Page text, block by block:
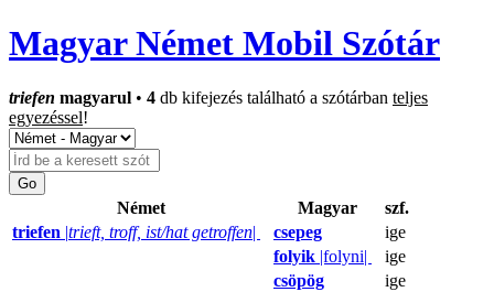
Magyar Német Mobil Szótár
triefen magyarul • 4 db kifejezés található a szótárban teljes
egyezéssel!
Német Magyar
szf.
triefen |trieft, troff, ist/hat getroffen| csepeg
ige
folyik |folyni|
ige
csöpög
ige